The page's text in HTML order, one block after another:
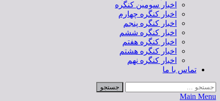
اخبار سومین کنگره
اخبار کنگره چهارم
اخبار کنگره پنجم
اخبار کنگره ششم
اخبار کنگره هفتم
اخبار کنگره هشتم
اخبار کنگره نهم
تماس با ما
Main Menu